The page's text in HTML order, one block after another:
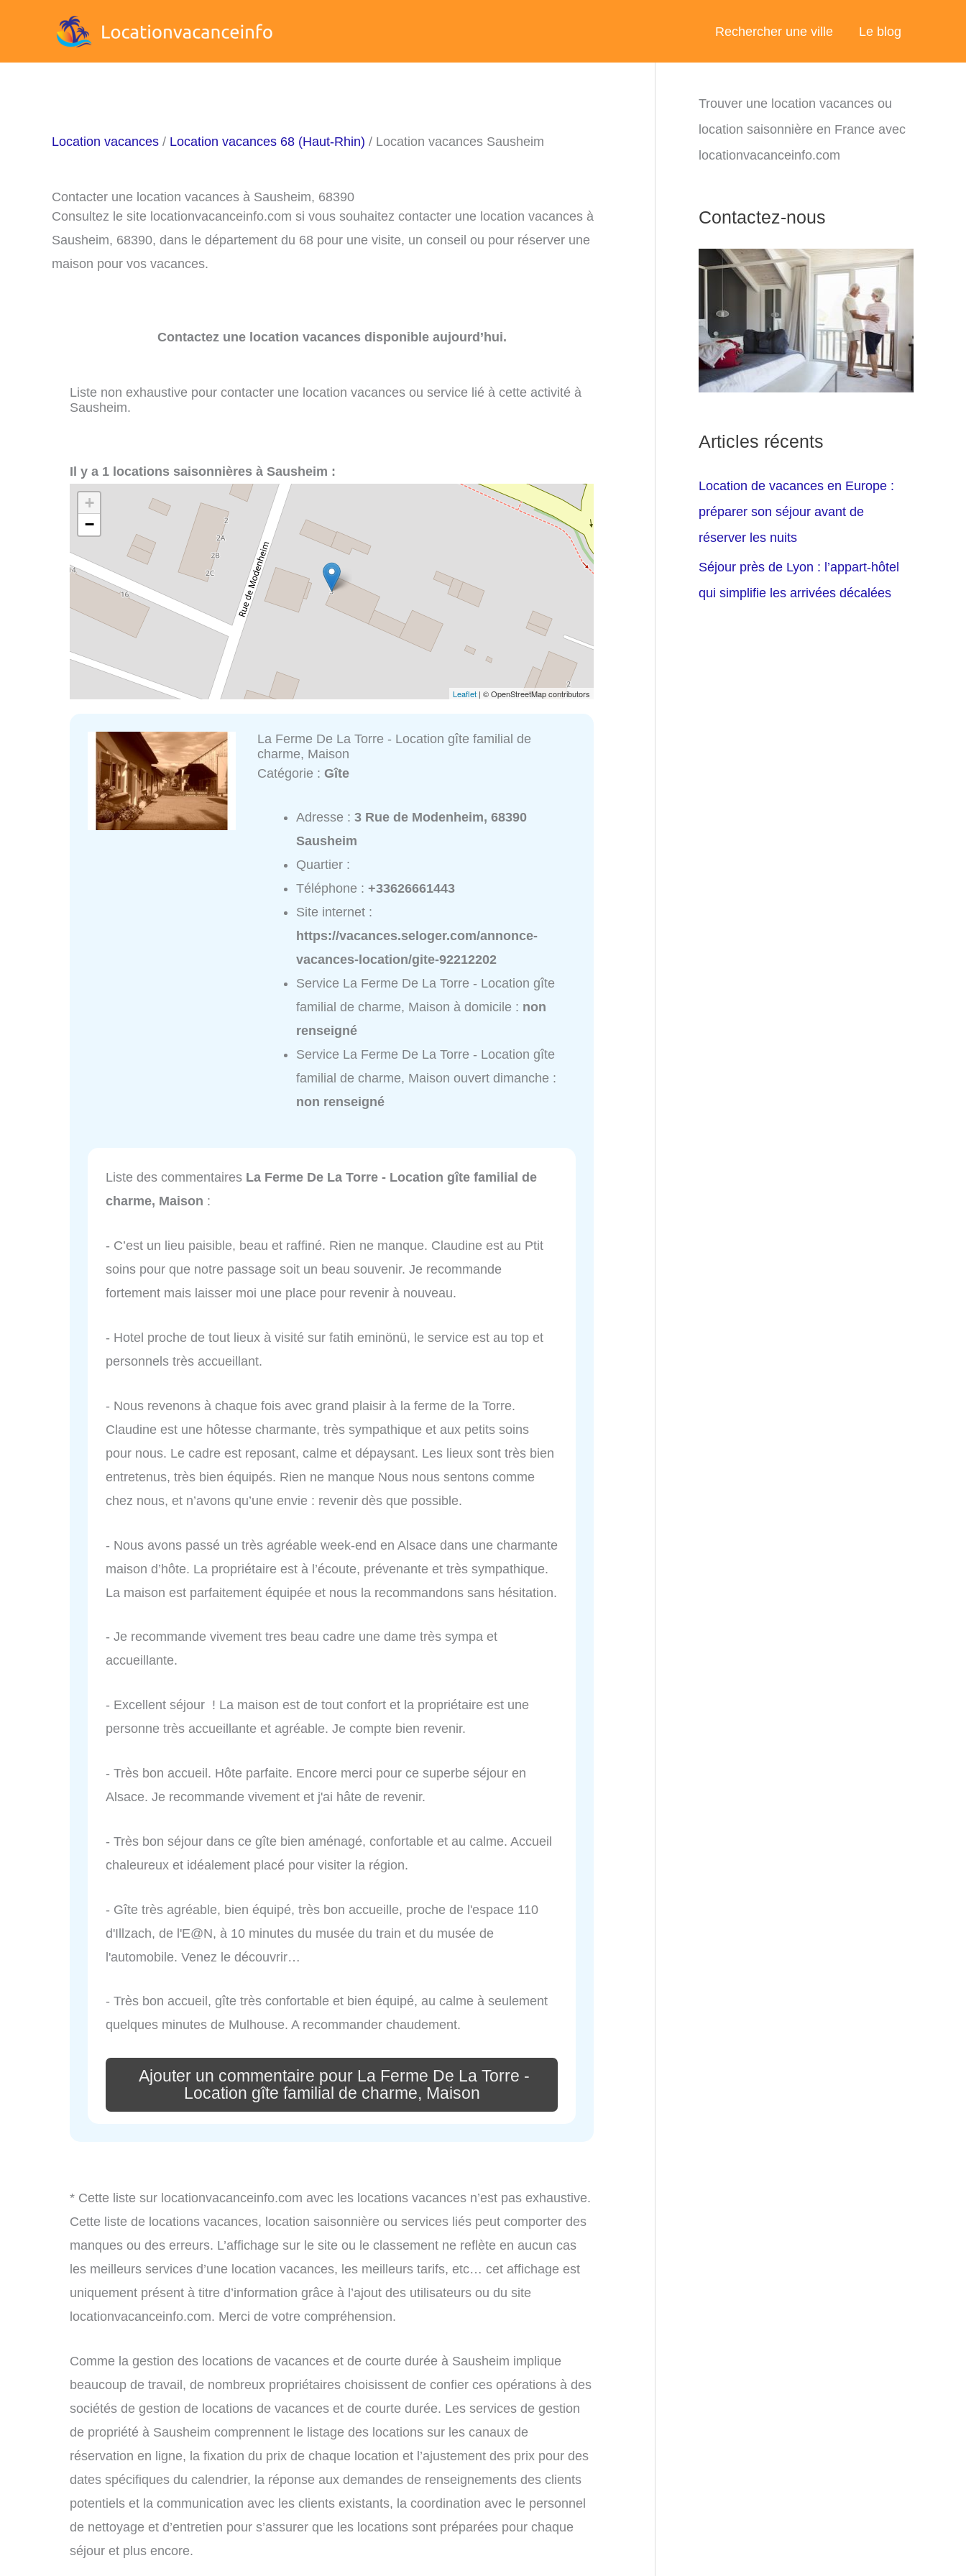
Rechercher une ville Le blog
Location vacances / Location vacances 68 (Haut-Rhin) / Location vacances Sausheim
Contacter une location vacances à Sausheim, 68390
Consultez le site locationvacanceinfo.com si vous souhaitez contacter une location vacances à
Sausheim, 68390, dans le département du 68 pour une visite, un conseil ou pour réserver une
maison pour vos vacances.
Contactez une location vacances disponible aujourd’hui.
Liste non exhaustive pour contacter une location vacances ou service lié à cette activité à
Sausheim.
Il y a 1 locations saisonnières à Sausheim :
+
−
Leaflet | © OpenStreetMap contributors
La Ferme De La Torre - Location gîte familial de
charme, Maison
Catégorie :Gîte
Adresse :3 Rue de Modenheim, 68390
Sausheim
Quartier :
Téléphone :+33626661443
Site internet :
https://vacances.seloger.com/annonce-
vacances-location/gite-92212202
Service La Ferme De La Torre - Location gîte
familial de charme, Maison à domicile : non
renseigné
Service La Ferme De La Torre - Location gîte
familial de charme, Maison ouvert dimanche :
non renseigné
Liste des commentaires La Ferme De La Torre - Location gîte familial de
charme, Maison :
- C’est un lieu paisible, beau et raffiné. Rien ne manque. Claudine est au Ptit
soins pour que notre passage soit un beau souvenir. Je recommande
fortement mais laisser moi une place pour revenir à nouveau.
- Hotel proche de tout lieux à visité sur fatih eminönü, le service est au top et
personnels très accueillant.
- Nous revenons à chaque fois avec grand plaisir à la ferme de la Torre.
Claudine est une hôtesse charmante, très sympathique et aux petits soins
pour nous. Le cadre est reposant, calme et dépaysant. Les lieux sont très bien
entretenus, très bien équipés. Rien ne manque Nous nous sentons comme
chez nous, et n’avons qu’une envie : revenir dès que possible.
- Nous avons passé un très agréable week-end en Alsace dans une charmante
maison d’hôte. La propriétaire est à l’écoute, prévenante et très sympathique.
La maison est parfaitement équipée et nous la recommandons sans hésitation.
- Je recommande vivement tres beau cadre une dame très sympa et
accueillante.
- Excellent séjour ! La maison est de tout confort et la propriétaire est une
personne très accueillante et agréable. Je compte bien revenir.
- Très bon accueil. Hôte parfaite. Encore merci pour ce superbe séjour en
Alsace. Je recommande vivement et j'ai hâte de revenir.
- Très bon séjour dans ce gîte bien aménagé, confortable et au calme. Accueil
chaleureux et idéalement placé pour visiter la région.
- Gîte très agréable, bien équipé, très bon accueille, proche de l'espace 110
d'Illzach, de l'E@N, à 10 minutes du musée du train et du musée de
l'automobile. Venez le découvrir…
- Très bon accueil, gîte très confortable et bien équipé, au calme à seulement
quelques minutes de Mulhouse. A recommander chaudement.
Ajouter un commentaire pour La Ferme De La Torre -
Location gîte familial de charme, Maison
* Cette liste sur locationvacanceinfo.com avec les locations vacances n’est pas exhaustive.
Cette liste de locations vacances, location saisonnière ou services liés peut comporter des
manques ou des erreurs. L’affichage sur le site ou le classement ne reflète en aucun cas
les meilleurs services d’une location vacances, les meilleurs tarifs, etc… cet affichage est
uniquement présent à titre d’information grâce à l’ajout des utilisateurs ou du site
locationvacanceinfo.com. Merci de votre compréhension.
Comme la gestion des locations de vacances et de courte durée à Sausheim implique
beaucoup de travail, de nombreux propriétaires choisissent de confier ces opérations à des
sociétés de gestion de locations de vacances et de courte durée. Les services de gestion
de propriété à Sausheim comprennent le listage des locations sur les canaux de
réservation en ligne, la fixation du prix de chaque location et l’ajustement des prix pour des
dates spécifiques du calendrier, la réponse aux demandes de renseignements des clients
potentiels et la communication avec les clients existants, la coordination avec le personnel
de nettoyage et d’entretien pour s’assurer que les locations sont préparées pour chaque
séjour et plus encore.
Trouver une location vacances ou
location saisonnière en France avec
locationvacanceinfo.com
Contactez-nous
Articles récents
Location de vacances en Europe :
préparer son séjour avant de
réserver les nuits
Séjour près de Lyon : l’appart-hôtel
qui simplifie les arrivées décalées